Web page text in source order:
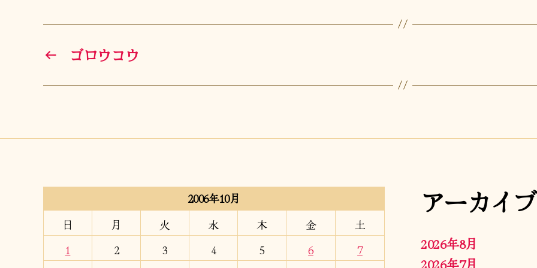
← ゴロウコウ
2006年10月
日
月 火 水 木 金
土
1
2 3 4 5 6
7
アーカイブ
2026年8月
2026年7月